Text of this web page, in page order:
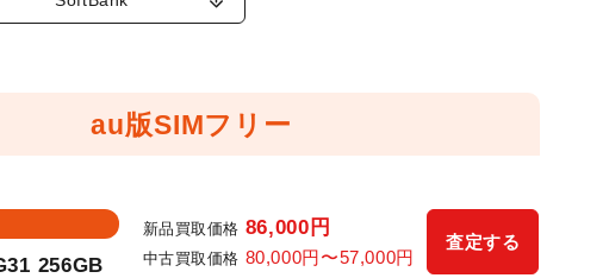
au版SIMフリー
256GB
新品買取価格 86,000円
中古買取価格 80,000円〜57,000円
査定する